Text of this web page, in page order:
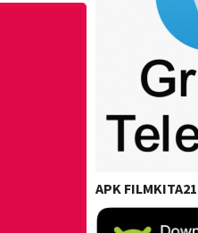
APK FILMKITA21